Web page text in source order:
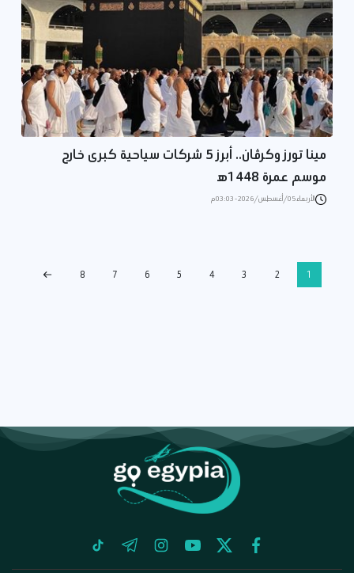
مينا تورز وكرڤان.. أبرز 5 شركات سياحية كبرى خارج
موسم عمرة 1448ه‍
الأربعاء 05/أغسطس/2026 - 03:03 م
1
2
3
4
5
6
7
8
facebook
twitter
youtube
instagram
telegram
tiktok